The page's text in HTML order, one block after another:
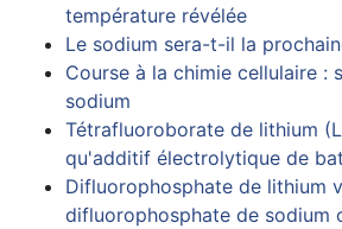
température révélée
Le sodium sera-t-il la
Course à la chimie cellulaire :
sodium
Tétrafluoroborate de lithium
qu'additif électrolytique de
Difluorophosphate de lithium
difluorophosphate de sodium